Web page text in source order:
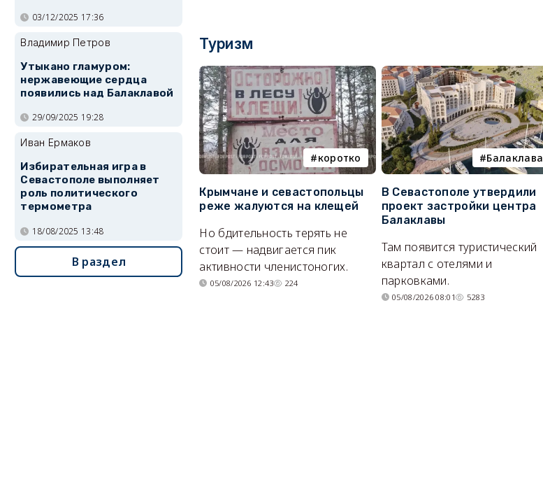
Туризм
коротко
Крымчане и севастопольцы
реже жалуются на клещей
Но бдительность терять не
стоит — надвигается пик
активности членистоногих.
05/08/2026 12:43 224
Балаклава
В Севастополе утвердили
проект застройки центра
Балаклавы
Там появится туристический
квартал с отелями и
парковками.
05/08/2026 08:01 5283
03/12/2025 17:36
Владимир Петров
Утыкано гламуром:
нержавеющие сердца
появились над Балаклавой
29/09/2025 19:28
Иван Ермаков
Избирательная игра в
Севастополе выполняет
роль политического
термометра
18/08/2025 13:48
В раздел